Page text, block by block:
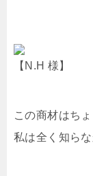
【N.H 様】
この商材はち
私は全く知らな